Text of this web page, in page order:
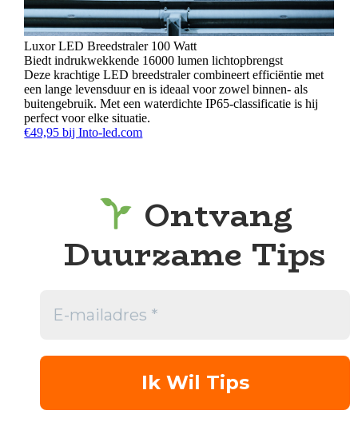
Luxor LED Breedstraler 100 Watt
Biedt indrukwekkende 16000 lumen lichtopbrengst
Deze krachtige LED breedstraler combineert efficiëntie met
een lange levensduur en is ideaal voor zowel binnen- als
buitengebruik. Met een waterdichte IP65-classificatie is hij
perfect voor elke situatie.
€49,95 bij Into-led.com
Ontvang
Duurzame Tips